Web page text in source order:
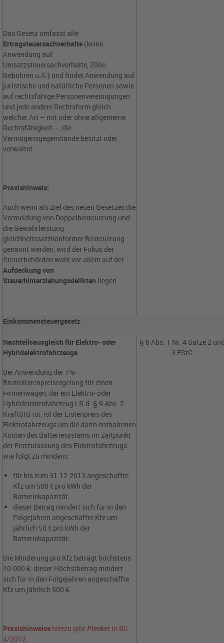
Das Gesetz umfasst alle
Ertragsteuersachverhalte (keine
Anwendung auf
Umsatzsteuersachverhalte, Zölle,
Gebühren u.Ä.) und findet Anwendung auf
juristische und natürliche Personen sowie
auf rechtsfähige Personenvereinigungen
und jede andere Rechtsform gleich
welcher Art – mit oder ohne allgemeine
Rechtsfähigkeit –, die
Vermögensgegenstände besitzt oder
verwaltet.
Praxishinweis:
Auch wenn als Ziel des neuen Gesetzes die
Vermeidung von Doppelbesteuerung und
die Gewährleistung
gleichheitssatzkonformer Besteuerung
genannt werden, wird der Fokus der
Steuerbehörden wohl vor allem auf der
Aufdeckung von
Steuerhinterziehungsdelikten liegen.
Einkommensteuergesetz
Nachteilsausgleich für Elektro- oder
Hybridelektrofahrzeuge
Bei Anwendung der 1%-
Bruttolistenpreisregelung für einen
Firmenwagen, der ein Elektro- oder
Hybridelektrofahrzeug i.S.d. § 9 Abs. 2
KraftStG ist, ist der Listenpreis des
Elektrofahrzeugs um die darin enthaltenen
Kosten des Batteriesystems im Zeitpunkt
der Erstzulassung des Elektrofahrzeugs
wie folgt zu mindern:
für bis zum 31.12.2013 angeschaffte
Kfz um 500 € pro kWh der
Batteriekapazität,
dieser Betrag mindert sich für in den
Folgejahren angeschaffte Kfz um
jährlich 50 € pro kWh der
Batteriekapazität.
Die Minderung pro Kfz beträgt höchstens
10.000 €; dieser Höchstbetrag mindert
sich für in den Folgejahren angeschaffte
Kfz um jährlich 500 €.
Praxishinweise hierzu gibtPlenker in BC
4/2012.
§ 6 Abs. 1 Nr. 4 Sätze 2
3 EStG